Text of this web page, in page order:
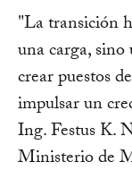
"La transición
una carga,
crear puestos
impulsar un
Ing. Festus K.
Ministerio de